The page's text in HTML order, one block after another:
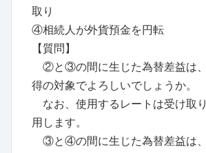
取り
④相続人が外貨預金を円転
【質問】
②と③の間に生じた為替差益は
得の対象でよろしいでしょうか。
なお、使用するレートは受け取
用します。
③と④の間に生じた為替差益は